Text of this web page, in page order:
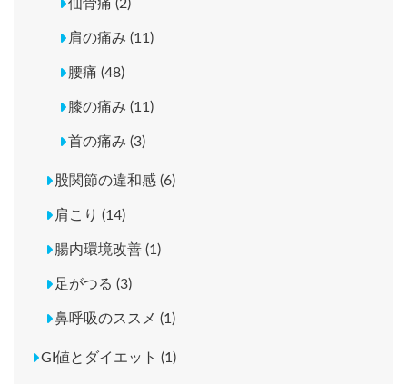
仙骨痛 (2)
肩の痛み (11)
腰痛 (48)
膝の痛み (11)
首の痛み (3)
股関節の違和感 (6)
肩こり (14)
腸内環境改善 (1)
足がつる (3)
鼻呼吸のススメ (1)
GI値とダイエット (1)